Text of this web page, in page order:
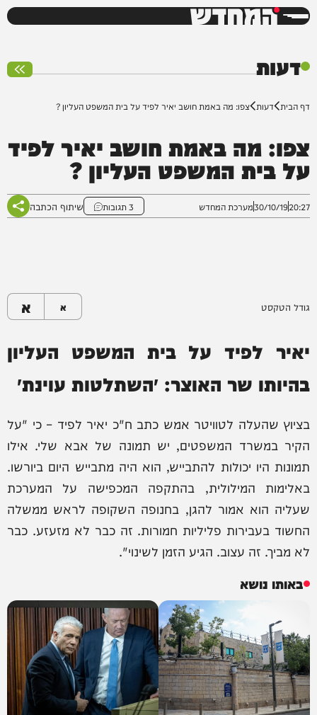
המחדש
דעות
דף הבית דעות צפו: מה באמת חושב יאיר לפיד על בית המשפט העליון ?
צפו: מה באמת חושב יאיר לפיד
על בית המשפט העליון ?
20:27
30/10/19מערכת המחדש 3 תגובות שיתוף הכתבה
גודל הטקסט א א
יאיר לפיד על בית המשפט העליון
בהיותו שר האוצר: ״השתלטות עוינת״
בציוץ שהעלה לטוויטר אמש כתב ח"כ יאיר לפיד – כי "‏על
הקיר במשרד המשפטים, יש תמונה של אבא שלי. אילו
תמונות היו יכולות להתבייש, הוא היה מתבייש היום ביורשו.
באלימות המילולית, בהתקפה המכפישה על המערכת
שעליה הוא אמור להגן, בחנופה השקופה לראש ממשלה
החשוד בעבירות פליליות חמורות. זה כבר לא מזעזע. כבר
לא מביך. זה עצוב. הגיע הזמן לשינוי".
באותו נושא